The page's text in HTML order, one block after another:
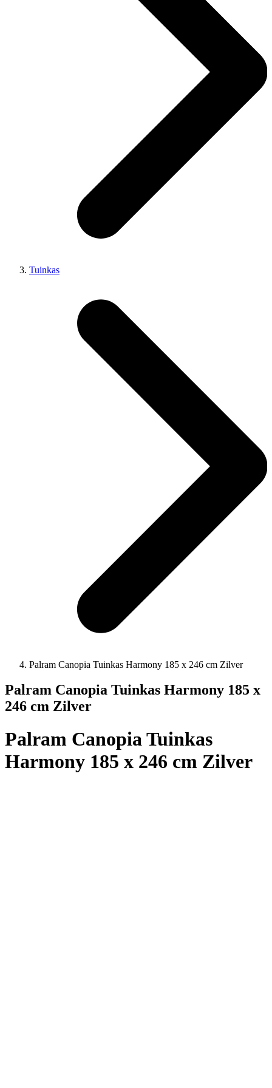
Tuinkas
Palram Canopia Tuinkas Harmony 185 x 246 cm Zilver
Palram Canopia Tuinkas Harmony 185 x
246 cm Zilver
Palram Canopia Tuinkas
Harmony 185 x 246 cm Zilver